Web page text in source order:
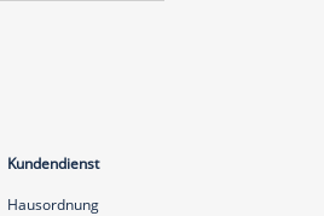
Kundendienst
Hausordnung